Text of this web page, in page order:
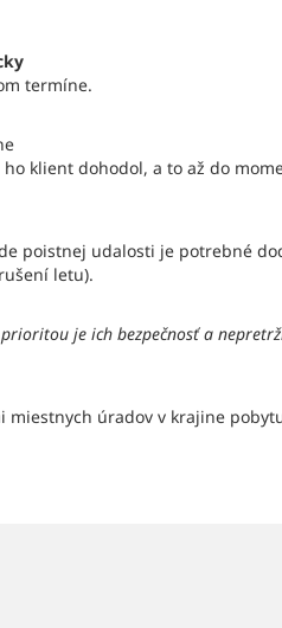
termíne.
klient dohodol, a to až do
poistnej udalosti je potrebné
letu).
je ich bezpečnosť a
miestnych úradov v krajine